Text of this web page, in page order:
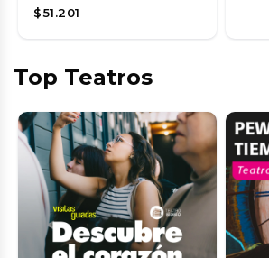
$51.201
Top Teatros